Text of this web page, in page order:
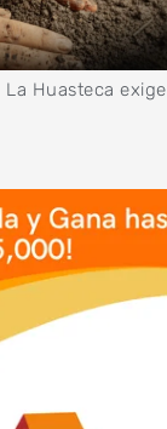
Huasteca exige